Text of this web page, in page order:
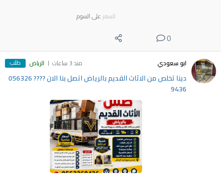
السعر على السوم
0
ابو سعودي منذ 3 ساعات الرياض طلب
دينا تخلص من الاثاث القديم بالرياض اتصل بنا الان ???? 056326
9436